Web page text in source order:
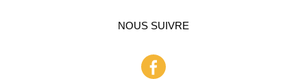
NOUS SUIVRE